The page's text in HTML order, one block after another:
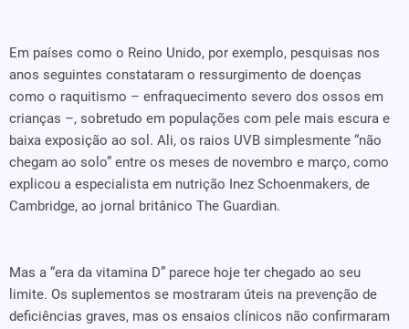
Em países como o Reino Unido, por exemplo, pesquisas nos
anos seguintes constataram o ressurgimento de doenças
como o raquitismo – enfraquecimento severo dos ossos em
crianças –, sobretudo em populações com pele mais escura e
baixa exposição ao sol. Ali, os raios UVB simplesmente “não
chegam ao solo” entre os meses de novembro e março, como
explicou a especialista em nutrição Inez Schoenmakers, de
Cambridge, ao jornal britânico The Guardian.
Mas a “era da vitamina D” parece hoje ter chegado ao seu
limite. Os suplementos se mostraram úteis na prevenção de
deficiências graves, mas os ensaios clínicos não confirmaram